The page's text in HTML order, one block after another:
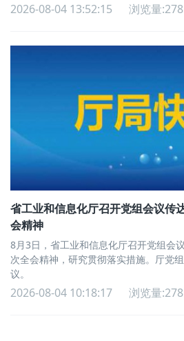
2026-08-04 13:52:15 浏览量:278
省工业和信息化厅召开党组会议传
会精神
8月3日，省工业和信息化厅召开党组会
次全会精神，研究贯彻落实措施。厅党
议。
2026-08-04 10:18:17 浏览量:278